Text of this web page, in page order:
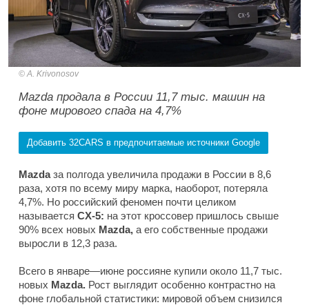
A. Krivonosov
Mazda продала в России 11,7 тыс. машин на
фоне мирового спада на 4,7%
Добавить 32CARS в предпочитаемые источники Google
Mazdaза полгода увеличила продажи в России в 8,6
раза, хотя по всему миру марка, наоборот, потеряла
4,7%. Но российский феномен почти целиком
называется CX-5: на этот кроссовер пришлось свыше
90% всех новых Mazda, а его собственные продажи
выросли в 12,3 раза.
Всего в январе—июне россияне купили около 11,7 тыс.
новых Mazda. Рост выглядит особенно контрастно на
фоне глобальной статистики: мировой объем снизился